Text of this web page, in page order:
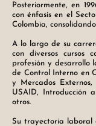
Posteriormente, en
con énfasis en el
Colombia,
A lo largo de su
con diversos cursos
profesión y desarrollo
de Control Interno en
y Mercados
USAID, Introducción
otros.
Su trayectoria laboral